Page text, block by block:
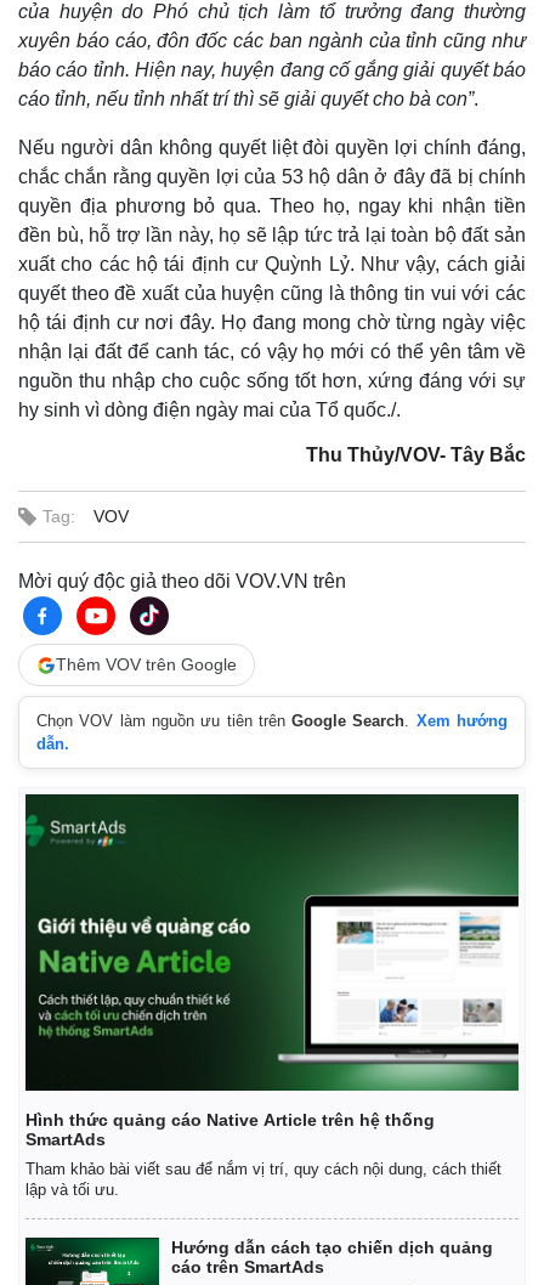
Pháp luật
Vụ án
Tin nóng
Quân sự - Quốc phòng
Vũ khí
Việt Nam
Phân tích
của huyện do Phó chủ tịch làm tổ trưởng đang thường
xuyên báo cáo, đôn đốc các ban ngành của tỉnh cũng như
báo cáo tỉnh. Hiện nay, huyện đang cố gắng giải quyết báo
cáo tỉnh, nếu tỉnh nhất trí thì sẽ giải quyết cho bà con”.
Nếu người dân không quyết liệt đòi quyền lợi chính đáng,
chắc chắn rằng quyền lợi của 53 hộ dân ở đây đã bị chính
quyền địa phương bỏ qua. Theo họ, ngay khi nhận tiền
đền bù, hỗ trợ lần này, họ sẽ lập tức trả lại toàn bộ đất sản
xuất cho các hộ tái định cư Quỳnh Lỷ. Như vậy, cách giải
quyết theo đề xuất của huyện cũng là thông tin vui với các
hộ tái định cư nơi đây. Họ đang mong chờ từng ngày việc
nhận lại đất để canh tác, có vậy họ mới có thể yên tâm về
nguồn thu nhập cho cuộc sống tốt hơn, xứng đáng với sự
hy sinh vì dòng điện ngày mai của Tổ quốc./.
Thu Thủy/VOV- Tây Bắc
Tag: VOV
Mời quý độc giả theo dõi VOV.VN trên
Thêm VOV trên Google
Chọn VOV làm nguồn ưu tiên trênGoogle Search. Xem hướng
dẫn.
Hình thức quảng cáo Native Article trên hệ thống
SmartAds
Tham khảo bài viết sau để nắm vị trí, quy cách nội dung, cách thiết
lập và tối ưu.
Hướng dẫn cách tạo chiến dịch quảng
cáo trên SmartAds